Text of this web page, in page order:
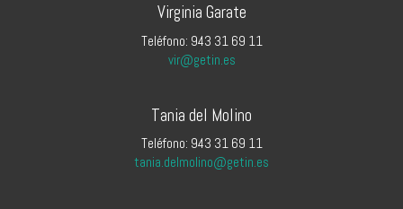
Virginia Garate
Teléfono: 943 31 69 11
vir@getin.es
Tania del Molino
Teléfono: 943 31 69 11
tania.delmolino@getin.es